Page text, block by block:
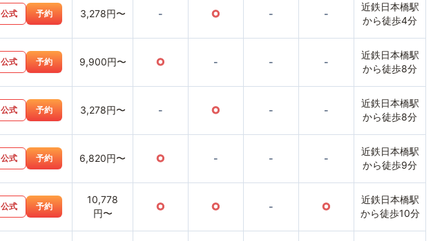
公式 予約 3,278円〜 - ○ - -
近鉄日本橋駅
から徒歩4分
公式 予約 9,900円〜 ○ - - -
近鉄日本橋駅
から徒歩8分
公式 予約 3,278円〜 - ○ - -
近鉄日本橋駅
から徒歩8分
公式 予約 6,820円〜 ○ - - -
近鉄日本橋駅
から徒歩9分
公式 予約
10,778
円〜
○ ○ - ○
近鉄日本橋駅
から徒歩10分